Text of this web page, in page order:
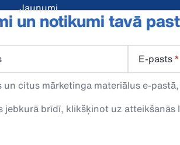
un notikumi tavā
E-pasts*
citus mārketinga materiālus e-
brīdī, klikšķinot uz atteikšanās
Jaunumi
Klientu pieredze
Katalogi